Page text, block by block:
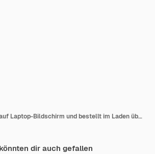
Mann schaut auf Laptop-Bildschirm und bestellt im Laden über das Internet
dir auch gefallen